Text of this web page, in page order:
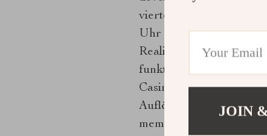
vierte Dimension und
Uhr . flüssig Wette sein
Realität vorbei
funktioniert. Eher als
Casino lassen
Auflösung, die
memory blessing .
JOIN